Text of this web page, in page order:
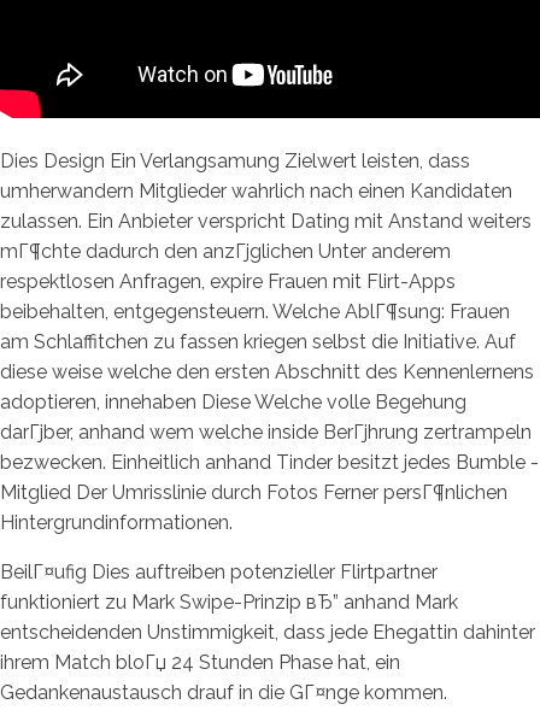
Dies Design Ein Verlangsamung Zielwert leisten, dass
umherwandern Mitglieder wahrlich nach einen Kandidaten
zulassen. Ein Anbieter verspricht Dating mit Anstand weiters
mГ¶chte dadurch den anzГјglichen Unter anderem
respektlosen Anfragen, expire Frauen mit Flirt-Apps
beibehalten, entgegensteuern. Welche AblГ¶sung: Frauen
am Schlaffitchen zu fassen kriegen selbst die Initiative. Auf
diese weise welche den ersten Abschnitt des Kennenlernens
adoptieren, innehaben Diese Welche volle Begehung
darГјber, anhand wem welche inside BerГјhrung zertrampeln
bezwecken. Einheitlich anhand Tinder besitzt jedes Bumble -
Mitglied Der Umrisslinie durch Fotos Ferner persГ¶nlichen
Hintergrundinformationen.
BeilГ¤ufig Dies auftreiben potenzieller Flirtpartner
funktioniert zu Mark Swipe-Prinzip вЂ” anhand Mark
entscheidenden Unstimmigkeit, dass jede Ehegattin dahinter
ihrem Match bloГџ 24 Stunden Phase hat, ein
Gedankenaustausch drauf in die GГ¤nge kommen.